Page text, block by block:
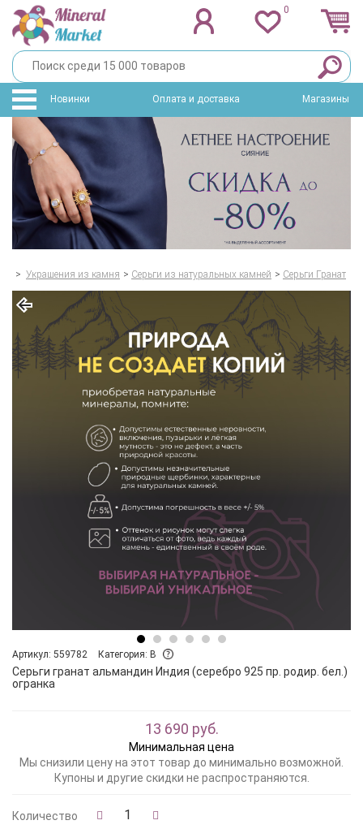
0
Новинки Оплата и доставка Магазины
> Украшения из камня > Серьги из натуральных камней > Серьги Гранат
Артикул: 559782 Категория: B
Серьги гранат альмандин Индия (серебро 925 пр. родир. бел.)
огранка
13 690 руб.
Минимальная цена
Мы снизили цену на этот товар до минимально возможной.
Купоны и другие скидки не распространяются.
Количество